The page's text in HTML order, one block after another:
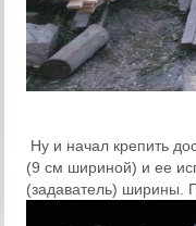
Ну и начал крепить
(9 см шириной) и ее
(задаватель) ширины.